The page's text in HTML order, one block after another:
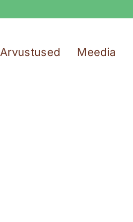
Arvustused Meedia